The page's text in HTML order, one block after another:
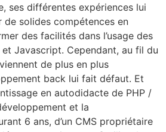
ses différentes expériences lui
de solides compétences en
des facilités dans l’usage des
et Javascript. Cependant, au fil du
de plus en plus
back lui fait défaut. Et
en autodidacte de PHP /
et la
6 ans, d’un CMS propriétaire